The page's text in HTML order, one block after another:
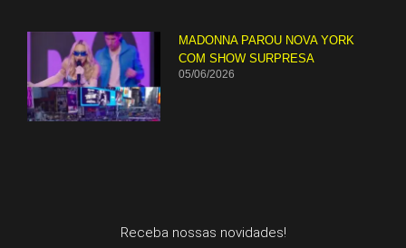
MADONNA PAROU NOVA YORK
COM SHOW SURPRESA
05/06/2026
Receba nossas novidades!